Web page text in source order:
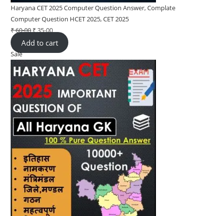
Haryana CET 2025 Computer Question Answer, Complate
Computer Question HCET 2025, CET 2025
₹60-00Original
price
was:
₹ 60-
00.
₹35-00Current
price
is:
₹ 35-
00.
Add to cart
SaleProduct
on
sale